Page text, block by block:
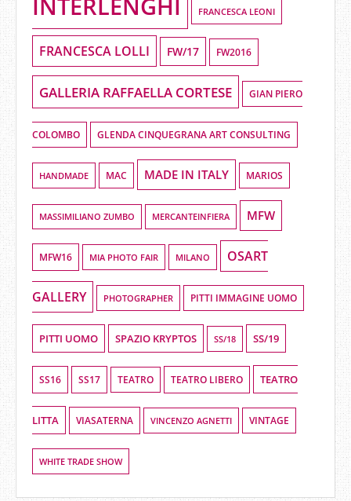
FRANCESCA LEONI
FRANCESCA LOLLI FW/17 FW2016
GALLERIA RAFFAELLA CORTESE GIAN PIERO
COLOMBO GLENDA CINQUEGRANA ART CONSULTING
HANDMADE MAC MADE IN ITALY MARIOS
MASSIMILIANO ZUMBO MERCANTEINFIERA MFW
MFW16 MIA PHOTO FAIR MILANO OSART
GALLERY PHOTOGRAPHER PITTI IMMAGINE UOMO
PITTI UOMO SPAZIO KRYPTOS SS/18 SS/19
SS16 SS17 TEATRO TEATRO LIBERO TEATRO
LITTA VIASATERNA VINCENZO AGNETTI VINTAGE
WHITE TRADE SHOW